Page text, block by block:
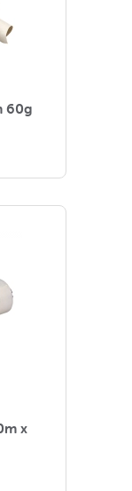
60g
x